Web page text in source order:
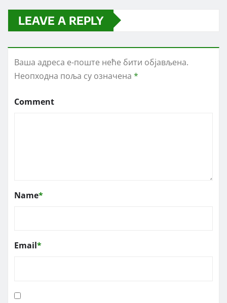
LEAVE A REPLY
Ваша адреса е-поште неће бити објављена.
Неопходна поља су означена *
Comment
Name*
Email*